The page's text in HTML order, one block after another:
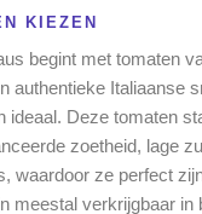
KIEZEN
begint met tomaten
authentieke Italiaanse
ideaal. Deze tomaten
zoetheid, lage
waardoor ze perfect
meestal verkrijgbaar in